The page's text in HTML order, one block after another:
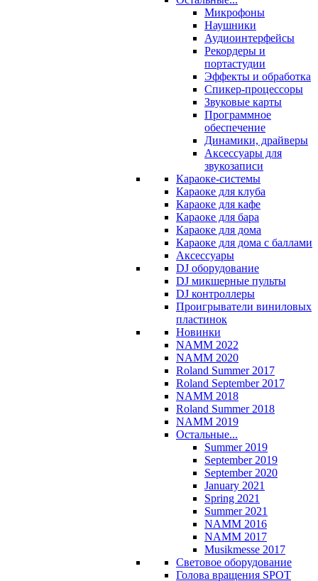
Микрофоны
Наушники
Аудиоинтерфейсы
Рекордеры и
портастудии
Эффекты и обработка
Спикер-процессоры
Звуковые карты
Программное
обеспечение
Динамики, драйверы
Аксессуары для
звукозаписи
Караоке-системы
Караоке для клуба
Караоке для кафе
Караоке для бара
Караоке для дома
Караоке для дома с баллами
Аксессуары
DJ оборудование
DJ микшерные пульты
DJ контроллеры
Проигрыватели виниловых
пластинок
Новинки
NAMM 2022
NAMM 2020
Roland Summer 2017
Roland September 2017
NAMM 2018
Roland Summer 2018
NAMM 2019
Остальные...
Summer 2019
September 2019
September 2020
January 2021
Spring 2021
Summer 2021
NAMM 2016
NAMM 2017
Musikmesse 2017
Световое оборудование
Голова вращения SPOT